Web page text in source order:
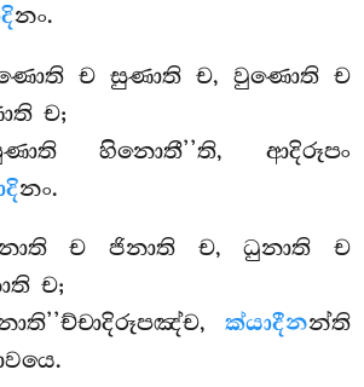
නං.
ච සුණාති ච, වුණොති ච
ච;
හිනොතී’’ති, ආදිරූපං
නං.
ච ජිනාති ච, ධුනාති ච
ච;
ක්යාදීනන්ති